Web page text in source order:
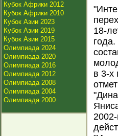
Кубок Африки 2012
Кубок Африки 2010
Кубок Азии 2023
Кубок Азии 2019
Кубок Азии 2015
Олимпиада 2024
Олимпиада 2020
Олимпиада 2016
Олимпиада 2012
Олимпиада 2008
Олимпиада 2004
Олимпиада 2000
18-
в 3-х